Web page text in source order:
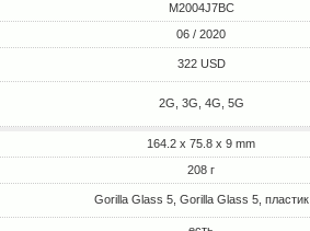
M2004J7BC
06 / 2020
322 USD
2G, 3G, 4G, 5G
164.2 x 75.8 x 9 mm
208 г
Gorilla Glass 5, Gorilla Glass 5, пластик